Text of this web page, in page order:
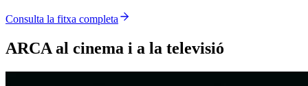
Consulta la fitxa completa
ARCA al cinema i a la televisió